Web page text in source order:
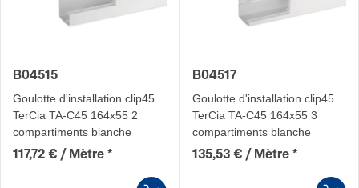
B04515
Goulotte d'installation clip45
TerCia TA-C45 164x55 2
compartiments blanche
117,72 € / Mètre *
B04517
Goulotte d'installation clip45
TerCia TA-C45 164x55 3
compartiments blanche
135,53 € / Mètre *